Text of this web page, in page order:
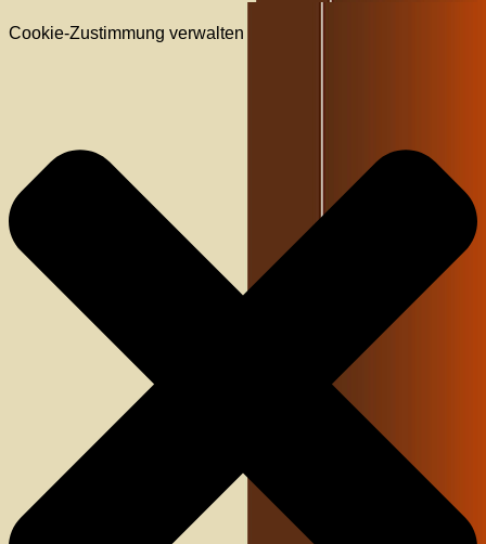
Cookie-Zustimmung verwalten